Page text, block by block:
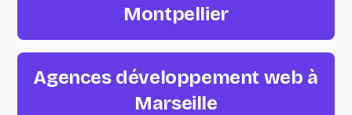
Montpellier
Agences développement web à
Marseille